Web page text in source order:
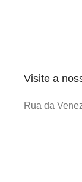
Visite a
Rua da